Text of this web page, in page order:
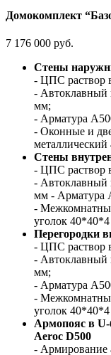
Домокомплект
7 176 000 руб.
Стены
- ЦПС раствор
- Автоклавный
мм;
- Арматура
- Оконные и
Стены
- ЦПС раствор
- Автоклавный
мм - Арматура
-
уголок
Перегородки
- ЦПС раствор
- Автоклавный
мм;
- Арматура
-
уголок
Армопояс в U-
Aeroc D500
- Армирование